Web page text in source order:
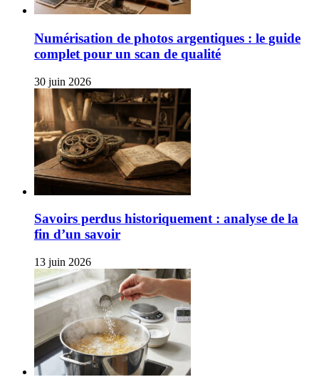
Numérisation de photos argentiques : le guide
complet pour un scan de qualité
30 juin 2026
Savoirs perdus historiquement : analyse de la
fin d’un savoir
13 juin 2026